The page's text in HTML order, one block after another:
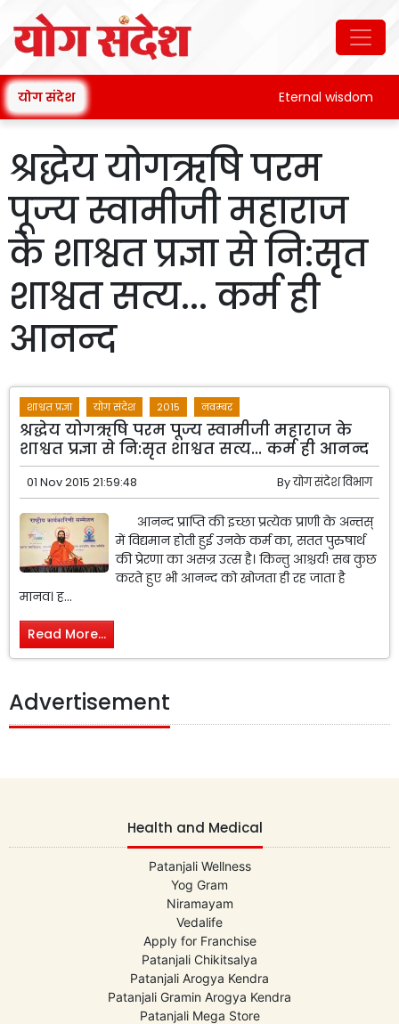
योग संदेश Eternal wisdom
श्रद्धेय योगऋषि परम
पूज्य स्वामीजी महाराज
के शाश्वत प्रज्ञा से नि:सृत
शाश्वत सत्य... कर्म ही
आनन्द
शाश्वत प्रज्ञा योग संदेश 2015 नवम्बर
श्रद्धेय योगऋषि परम पूज्य स्वामीजी महाराज के
शाश्वत प्रज्ञा से नि:सृत शाश्वत सत्य... कर्म ही आनन्द
01 Nov 2015 21:59:48 Byयोग संदेश विभाग
आनन्द प्राप्ति की इच्छा प्रत्येक प्राणी के अन्तस्
में विद्यमान होती हुई उनके कर्म का, सतत पुरुषार्थ
की प्रेरणा का असज्र उत्स है। किन्तु आश्चर्य! सब कुछ
करते हुए भी आनन्द को खोजता ही रह जाता है
मानव। ह...
Read More...
Advertisement
Health and Medical
Patanjali Wellness
Yog Gram
Niramayam
Vedalife
Apply for Franchise
Patanjali Chikitsalya
Patanjali Arogya Kendra
Patanjali Gramin Arogya Kendra
Patanjali Mega Store